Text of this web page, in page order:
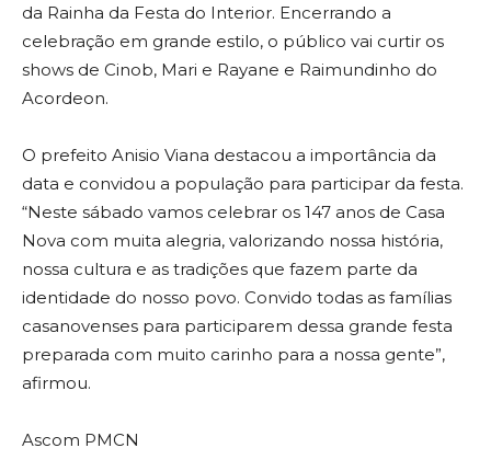
da Rainha da Festa do Interior. Encerrando a
celebração em grande estilo, o público vai curtir os
shows de Cinob, Mari e Rayane e Raimundinho do
Acordeon.
O prefeito Anisio Viana destacou a importância da
data e convidou a população para participar da festa.
“Neste sábado vamos celebrar os 147 anos de Casa
Nova com muita alegria, valorizando nossa história,
nossa cultura e as tradições que fazem parte da
identidade do nosso povo. Convido todas as famílias
casanovenses para participarem dessa grande festa
preparada com muito carinho para a nossa gente”,
afirmou.
Ascom PMCN